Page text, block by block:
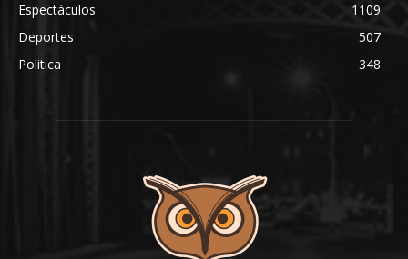
Espectáculos
1109
Deportes
507
Politica
348